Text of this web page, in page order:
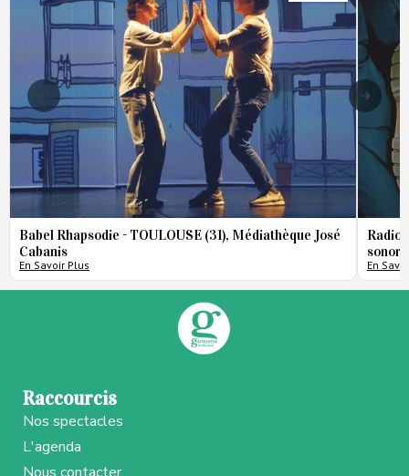
Babel Rhapsodie - TOULOUSE (31), Médiathèque José
Cabanis
En Savoir Plus
Radio
En
Raccourcis
Nos spectacles
L'agenda